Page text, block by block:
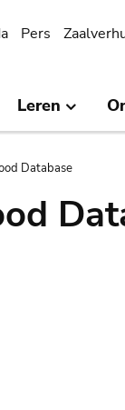
Pers
Leren
Database